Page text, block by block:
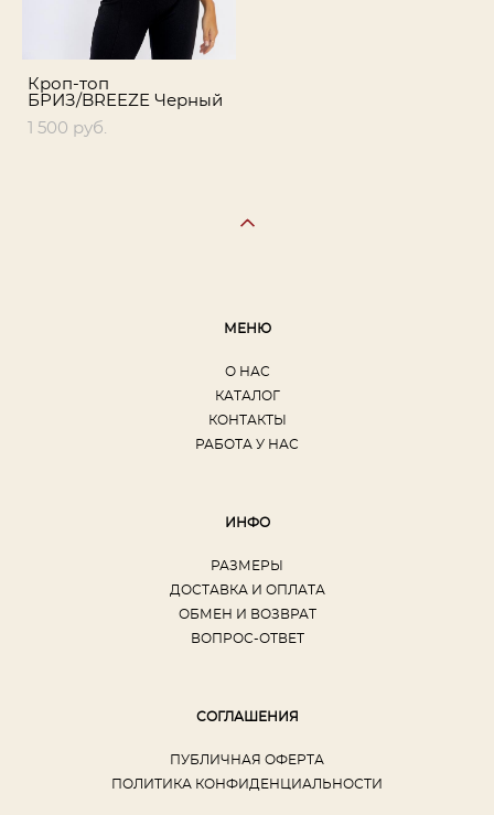
Кроп-топ
БРИЗ/BREEZE Черный
1 500 pуб.
МЕНЮ
О НАС
КАТАЛОГ
КОНТАКТЫ
РАБОТА У НАС
ИНФО
РАЗМЕРЫ
ДОСТАВКА И ОПЛАТА
ОБМЕН И ВОЗВРАТ
ВОПРОС-ОТВЕТ
СОГЛАШЕНИЯ
ПУБЛИЧНАЯ ОФЕРТА
ПОЛИТИКА КОНФИДЕНЦИАЛЬНОСТИ